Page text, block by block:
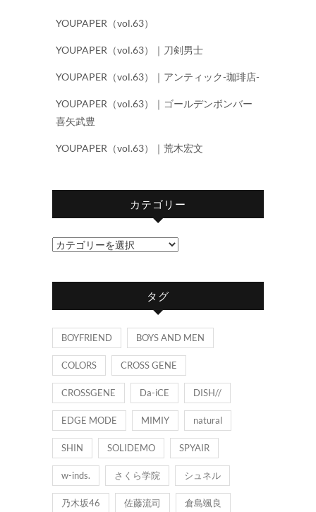
YOUPAPER（vol.63）
YOUPAPER（vol.63）｜刀剣男士
YOUPAPER（vol.63）｜アンティック-珈琲店-
YOUPAPER（vol.63）｜ゴールデンボンバー
喜矢武豊
YOUPAPER（vol.63）｜荒木宏文
カテゴリー
カ
ゴ
タグ
BOYFRIEND BOYS AND MEN
COLORS CROSS GENE
CROSSGENE Da-iCE DISH//
EDGE MODE MIMIY natural
SHIN SOLIDEMO SPYAIR
w-inds. さくら学院 シュネル
乃木坂46 佐藤流司 倉島颯良